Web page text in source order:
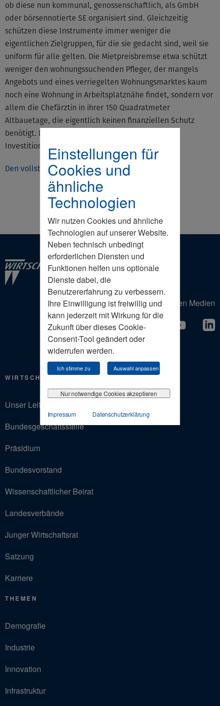
Einstellungen für
Cookies und
ähnliche
Technologien
Wir nutzen Cookies und ähnliche
Technologien auf unserer Website.
Neben technisch unbedingt
erforderlichen Diensten und
Funktionen helfen uns optionale
Dienste dabei, die
Benutzererfahrung zu verbessern.
Ihre Einwilligung ist freiwillig und
kann jederzeit mit Wirkung für die
Zukunft über dieses Cookie-
Consent-Tool geändert oder
widerrufen werden.
Ich stimme zu Auswahl anpassen
Nur notwendige Cookies akzeptieren
Impressum Datenschutzerklärung
ob diese nun kommunal, genossenschaftlich, als GmbH
oder börsennotierte SE organisiert sind. Gleichzeitig
schützen diese Instrumente immer weniger die
eigentlichen Zielgruppen, für die sie gedacht sind, weil sie
uniform für alle gelten. Die Mietpreisbremse etwa schützt
weniger den wohnungssuchenden Pfleger, der mangels
Angebots und eines verriegelten Wohnungsmarktes kaum
noch eine Wohnung in Arbeitsplatznähe findet, sondern vor
allem die Chefärztin in ihrer 150 Quadratmeter
Altbauetage, die eigentlich keinen finanziellen Schutz
benötigt. Deshalb: Die Mietpreisbremse ist eine
Investitionsbremse.“
Den vollständigen Artikel können Sie hier lesen.
Der Wirtschaftsrat in den Sozialen Medien
WIRTSCHAFTSRAT
Unser Leitbild
Bundesgeschäftsstelle
Präsidium
Bundesvorstand
Wissenschaftlicher Beirat
Landesverbände
Junger Wirtschaftsrat
Satzung
Karriere
THEMEN
Demografie
Industrie
Innovation
Infrastruktur